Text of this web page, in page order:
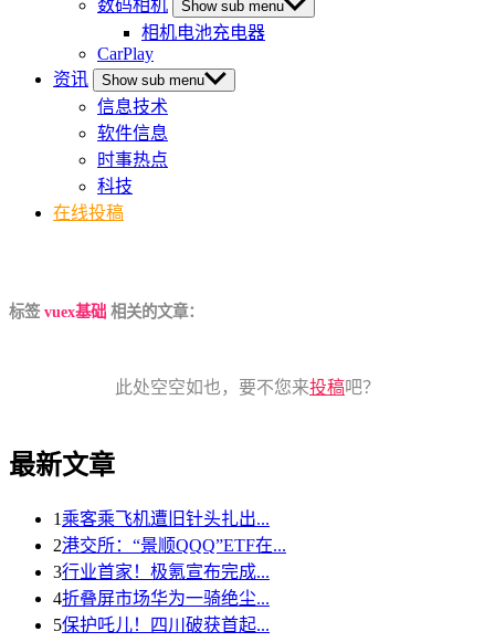
数码相机
Show sub menu
相机电池充电器
CarPlay
资讯
Show sub menu
信息技术
软件信息
时事热点
科技
在线投稿
标签vuex基础 相关的文章：
此处空空如也，要不您来投稿吧？
最新文章
1 乘客乘飞机遭旧针头扎出...
2港交所：“景顺QQQ”ETF在...
3行业首家！极氪宣布完成...
4折叠屏市场华为一骑绝尘...
5保护吒儿！四川破获首起...